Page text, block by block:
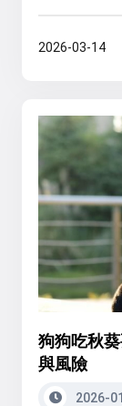
2026-03-14
狗狗吃秋
與風險
2026-